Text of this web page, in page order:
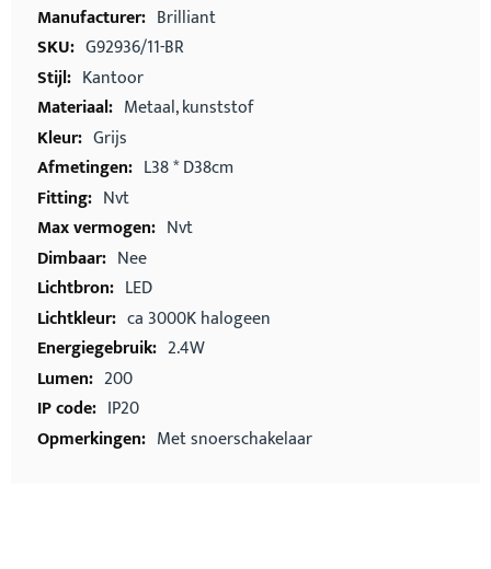
Meer
informatie
Brilliant
G92936/11-BR
Kantoor
Metaal, kunststof
Grijs
L38 * D38cm
Nvt
Nvt
Nee
LED
ca 3000K halogeen
2.4W
200
IP20
Met snoerschakelaar